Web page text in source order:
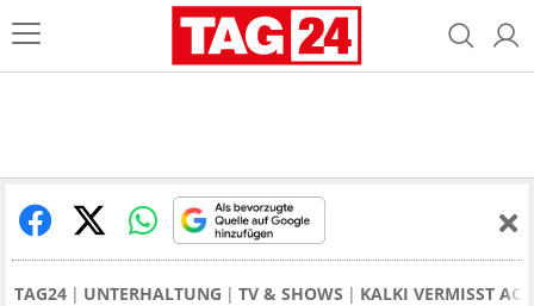
TAG24 UNTERHALTUNG TV & SHOWS KALKI VERMISST